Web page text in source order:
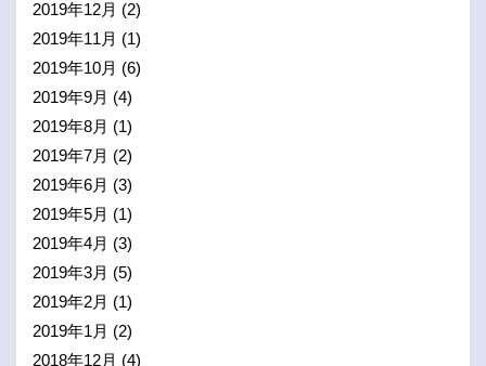
2019年12月 (2)
2019年11月 (1)
2019年10月 (6)
2019年9月 (4)
2019年8月 (1)
2019年7月 (2)
2019年6月 (3)
2019年5月 (1)
2019年4月 (3)
2019年3月 (5)
2019年2月 (1)
2019年1月 (2)
2018年12月 (4)